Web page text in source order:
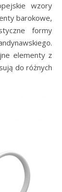
wzory
barokowe,
formy
elementy z
do różnych